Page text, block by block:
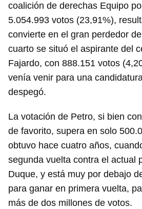
coalición de derechas Equipo
5.054.993 votos (23,91%),
convierte en el gran perdedor
cuarto se situó el aspirante del
Fajardo, con 888.151 votos
venía venir para una
despegó.
La votación de Petro, si bien
de favorito, supera en solo
obtuvo hace cuatro años,
segunda vuelta contra el actual
Duque, y está muy por debajo
para ganar en primera vuelta,
más de dos millones de votos.